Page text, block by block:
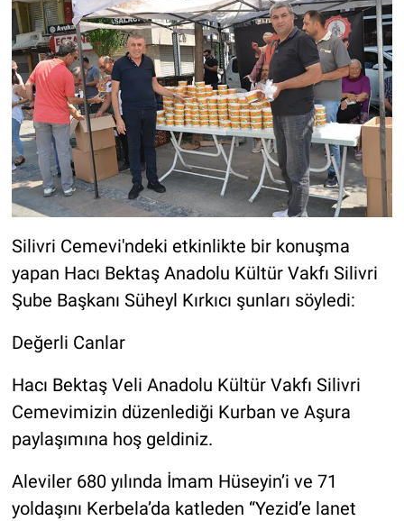
Silivri Cemevi'ndeki etkinlikte bir konuşma
yapan Hacı Bektaş Anadolu Kültür Vakfı Silivri
Şube Başkanı Süheyl Kırkıcı şunları söyledi:
Değerli Canlar
Hacı Bektaş Veli Anadolu Kültür Vakfı Silivri
Cemevimizin düzenlediği Kurban ve Aşura
paylaşımına hoş geldiniz.
Aleviler 680 yılında İmam Hüseyin’i ve 71
yoldaşını Kerbela’da katleden “Yezid’e lanet